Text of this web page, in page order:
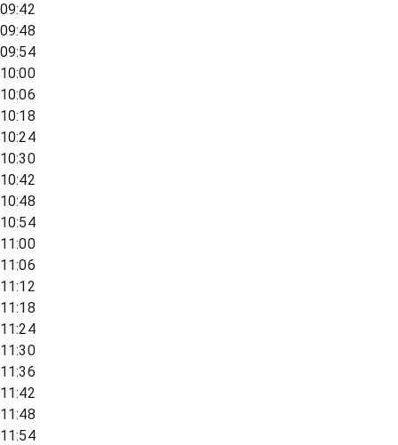
09:42
09:48
09:54
10:00
10:06
10:18
10:24
10:30
10:42
10:48
10:54
11:00
11:06
11:12
11:18
11:24
11:30
11:36
11:42
11:48
11:54